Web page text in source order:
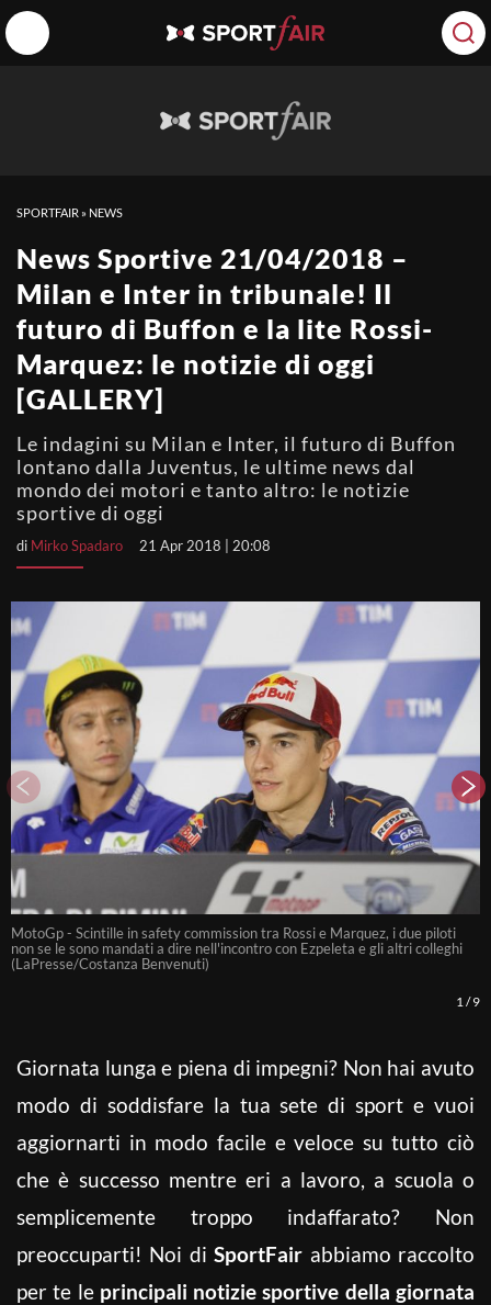
SPORTFAIR » NEWS
News Sportive 21/04/2018 –
Milan e Inter in tribunale! Il
futuro di Buffon e la lite Rossi-
Marquez: le notizie di oggi
[GALLERY]
Le indagini su Milan e Inter, il futuro di Buffon
lontano dalla Juventus, le ultime news dal
mondo dei motori e tanto altro: le notizie
sportive di oggi
di Mirko Spadaro 21 Apr 2018 | 20:08
MotoGp - Scintille in safety commission tra Rossi e Marquez, i due piloti
non se le sono mandati a dire nell'incontro con Ezpeleta e gli altri colleghi
(LaPresse/Costanza Benvenuti)
1 /9
Giornata lunga e piena di impegni? Non hai avuto
modo di soddisfare la tua sete di sport e vuoi
aggiornarti in modo facile e veloce su tutto ciò
che è successo mentre eri a lavoro, a scuola o
semplicemente troppo indaffarato? Non
preoccuparti! Noi diSportFair abbiamo raccolto
per te leprincipali notizie sportive della giornata